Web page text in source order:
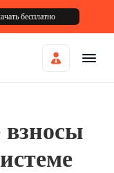
бесплатно